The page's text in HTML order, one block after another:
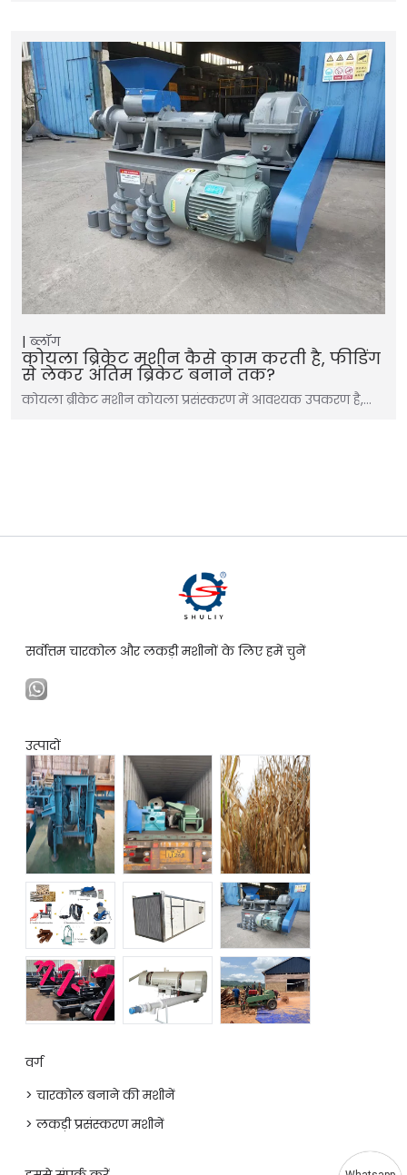
ब्लॉग
कोयला ब्रिकेट मशीन कैसे काम करती है, फीडिंग
से लेकर अंतिम ब्रिकेट बनाने तक?
कोयला ब्रीकेट मशीन कोयला प्रसंस्करण में आवश्यक उपकरण है,…
सर्वोत्तम चारकोल और लकड़ी मशीनों के लिए हमें चुनें
उत्पादों
वर्ग
> चारकोल बनाने की मशीनें
> लकड़ी प्रसंस्करण मशीनें